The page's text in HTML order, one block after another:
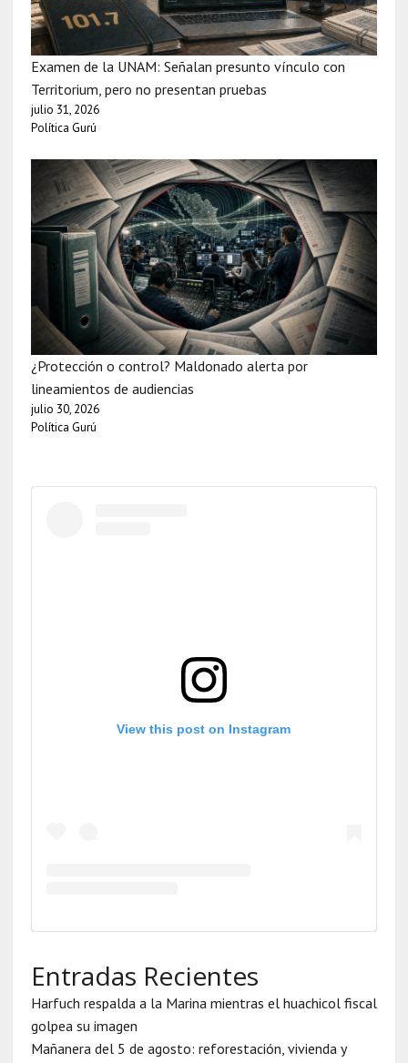
Examen de la UNAM: Señalan presunto vínculo con
Territorium, pero no presentan pruebas
julio 31, 2026
Política Gurú
¿Protección o control? Maldonado alerta por
lineamientos de audiencias
julio 30, 2026
Política Gurú
View this post on Instagram
Entradas Recientes
Harfuch respalda a la Marina mientras el huachicol fiscal
golpea su imagen
Mañanera del 5 de agosto: reforestación, vivienda y